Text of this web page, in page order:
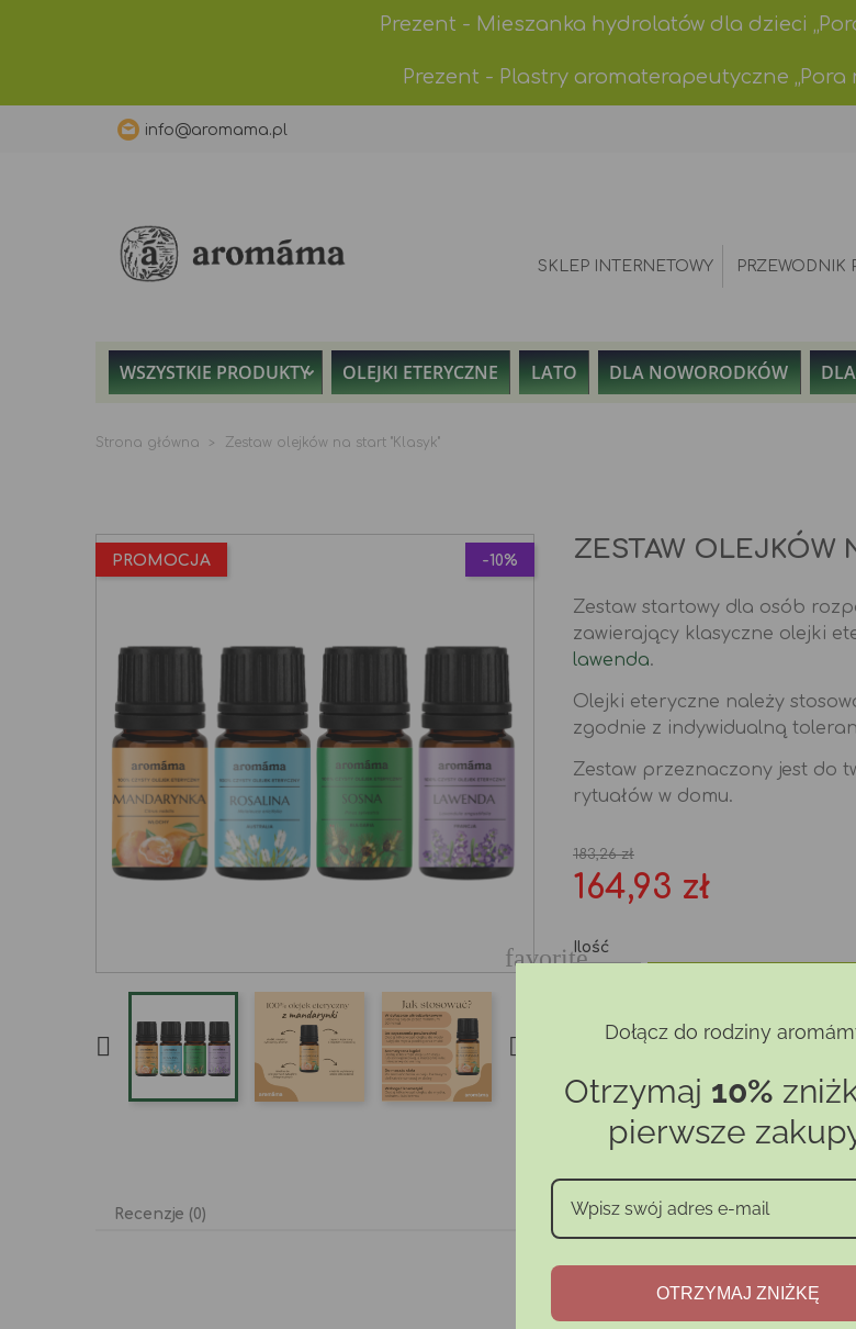
Prezent - Mieszanka hydrolatów dla dzieci
Prezent - Plastry aromaterapeutyczne „Pora
info@aromama.pl
SKLEP INTERNETOWY PRZEWODNIK
WSZYSTKIE PRODUKTY OLEJKI ETERYCZNE LATO DLA NOWORODKÓW
Strona główna Zestaw olejków na start "Klasyk"
PROMOCJA -10%
favorite
 
ZESTAW OLEJKÓW
Zestaw startowy dla osób
zawierający klasyczne olejki
lawenda.
Olejki eteryczne należy
zgodnie z indywidualną
Zestaw przeznaczony jest do
rytuałów w domu.
183,26 zł
164,93 zł
Ilość
Bezpieczna produkcja
Recenzje (0)
Dołącz do rodziny
Otrzymaj 10%
pierwsze
OTRZYMAJ ZNIŻKĘ